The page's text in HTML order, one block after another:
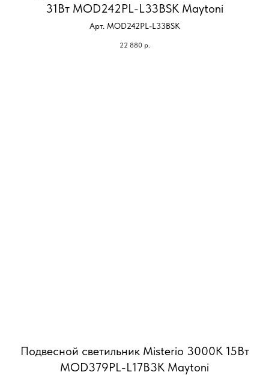
31Вт MOD242PL-L33BSK Maytoni
Арт. MOD242PL-L33BSK
22 880 р.
Подвесной светильник Misterio 3000К 15Вт
MOD379PL-L17B3K Maytoni